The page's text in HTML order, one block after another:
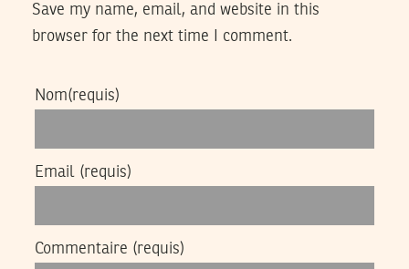
Save my name, email, and website in this
browser for the next time I comment.
Nom(requis)
Email (requis)
Commentaire (requis)